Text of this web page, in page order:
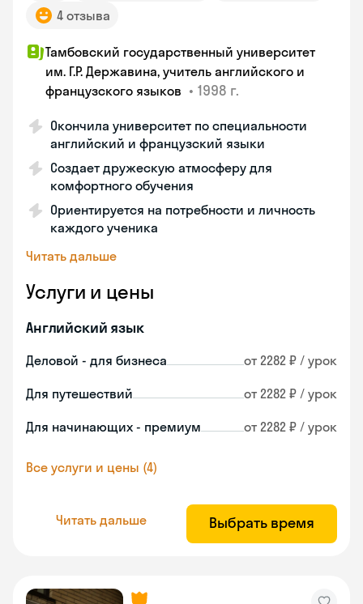
4 отзыва
Тамбовский государственный университет
им. Г.Р. Державина, учитель английского и
французского языков • 1998 г.
Окончила университет по специальности
английский и французский языки
Создает дружескую атмосферу для
комфортного обучения
Ориентируется на потребности и личность
каждого ученика
Читать дальше
Услуги и цены
Английский язык
Деловой - для бизнеса от 2282 ₽ / урок
Для путешествий от 2282 ₽ / урок
Для начинающих - премиум от 2282 ₽ / урок
Все услуги и цены (4)
Читать дальше Выбрать время